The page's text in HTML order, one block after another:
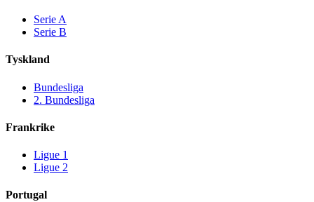
Serie A
Serie B
Tyskland
Bundesliga
2. Bundesliga
Frankrike
Ligue 1
Ligue 2
Portugal